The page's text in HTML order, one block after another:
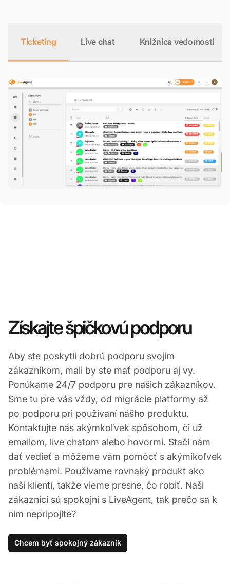
Ticketing Live chat Knižnica vedomostí
Získajte špičkovú podporu
Aby ste poskytli dobrú podporu svojim
zákazníkom, mali by ste mať podporu aj vy.
Ponúkame 24/7 podporu pre našich zákazníkov.
Sme tu pre vás vždy, od migrácie platformy až
po podporu pri používaní nášho produktu.
Kontaktujte nás akýmkoľvek spôsobom, či už
emailom, live chatom alebo hovormi. Stačí nám
dať vedieť a môžeme vám pomôcť s akýmikoľvek
problémami. Používame rovnaký produkt ako
naši klienti, takže vieme presne, čo robiť. Naši
zákazníci sú spokojní s LiveAgent, tak prečo sa k
nim nepripojíte?
Chcem byť spokojný zákazník